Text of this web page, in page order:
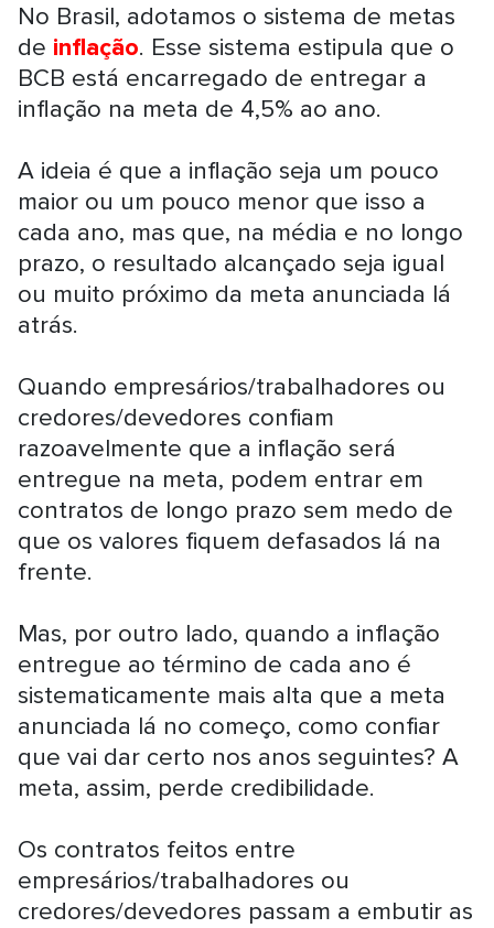
No Brasil, adotamos o sistema de metas
de inflação. Esse sistema estipula que o
BCB está encarregado de entregar a
inflação na meta de 4,5% ao ano.
A ideia é que a inflação seja um pouco
maior ou um pouco menor que isso a
cada ano, mas que, na média e no longo
prazo, o resultado alcançado seja igual
ou muito próximo da meta anunciada lá
atrás.
Quando empresários/trabalhadores ou
credores/devedores confiam
razoavelmente que a inflação será
entregue na meta, podem entrar em
contratos de longo prazo sem medo de
que os valores fiquem defasados lá na
frente.
Mas, por outro lado, quando a inflação
entregue ao término de cada ano é
sistematicamente mais alta que a meta
anunciada lá no começo, como confiar
que vai dar certo nos anos seguintes? A
meta, assim, perde credibilidade.
Os contratos feitos entre
empresários/trabalhadores ou
credores/devedores passam a embutir as